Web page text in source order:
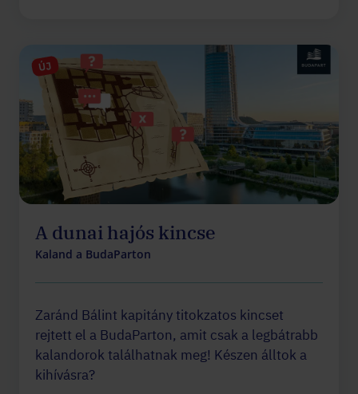
ÚJ
A dunai hajós kincse
Kaland a BudaParton
Zaránd Bálint kapitány titokzatos kincset
rejtett el a BudaParton, amit csak a legbátrabb
kalandorok találhatnak meg! Készen álltok a
kihívásra?